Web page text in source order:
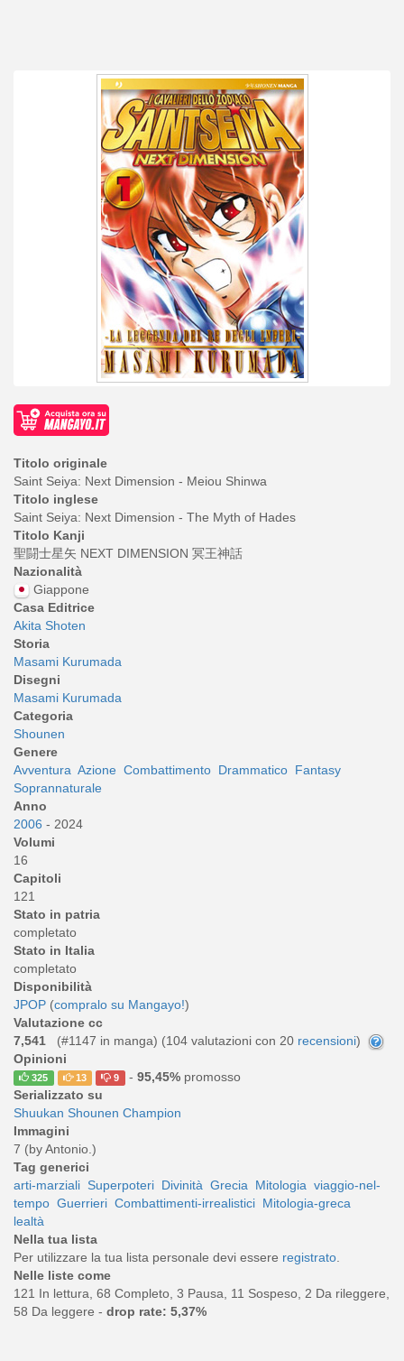
Titolo originale
Saint Seiya: Next Dimension - Meiou Shinwa
Titolo inglese
Saint Seiya: Next Dimension - The Myth of Hades
Titolo Kanji
聖闘士星矢 NEXT DIMENSION 冥王神話
Nazionalità
Giappone
Casa Editrice
Akita Shoten
Storia
Masami Kurumada
Disegni
Masami Kurumada
Categoria
Shounen
Genere
Avventura Azione Combattimento Drammatico Fantasy
Soprannaturale
Anno
2006 - 2024
Volumi
16
Capitoli
121
Stato in patria
completato
Stato in Italia
completato
Disponibilità
JPOP (compralo su Mangayo!)
Valutazione cc
7,541
(#1147 in manga) (104 valutazioni con 20 recensioni)
Opinioni
325 13 9 - 95,45%promosso
Serializzato su
Shuukan Shounen Champion
Immagini
7 (by Antonio.)
Tag generici
arti-marziali Superpoteri Divinità Grecia Mitologia viaggio-nel-
tempo Guerrieri Combattimenti-irrealistici Mitologia-greca
lealtà
Nella tua lista
Per utilizzare la tua lista personale devi essere registrato.
Nelle liste come
121 In lettura, 68 Completo, 3 Pausa, 11 Sospeso, 2 Da rileggere,
58 Da leggere - drop rate: 5,37%